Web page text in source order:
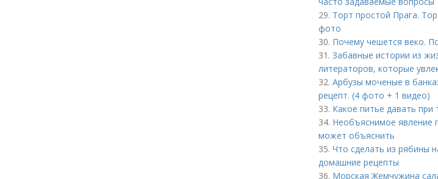
29. Торт простой Прага.
фото
30. Почему чешется веко.
31. Забавные истории из
литераторов, которые
32. Арбузы моченые в
рецепт. (4 фото + 1 видео)
33. Какое питье давать при
34. Необъяснимое явление
может объяснить
35. Что сделать из рябины
домашние рецепты
36. Морская Жемчужина